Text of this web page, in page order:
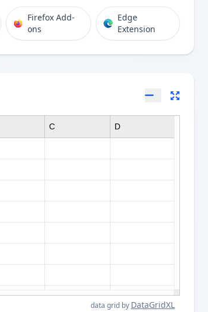
Firefox Add-
ons
Edge
Extension
C D
data grid by DataGridXL